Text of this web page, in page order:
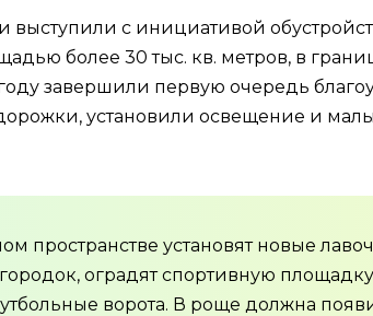
выступили с инициативой
более 30 тыс. кв. метров, в
завершили первую очередь
установили освещение и
пространстве установят новые
оградят спортивную
ворота. В роще должна